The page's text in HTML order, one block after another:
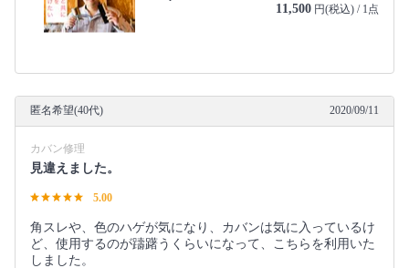
11,500 円(税込) / 1点
匿名希望(40代) 2020/09/11
カバン修理
見違えました。
5.00
角スレや、色のハゲが気になり、カバンは気に入っているけ
ど、使用するのが躊躇うくらいになって、こちらを利用いた
しました。